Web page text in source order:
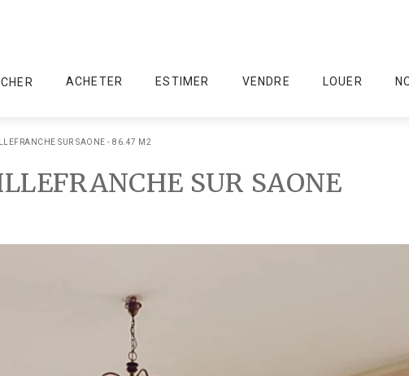
ACHETER ESTIMER VENDRE LOUER
SUR SAONE - 86.47 M2
SUR SAONE